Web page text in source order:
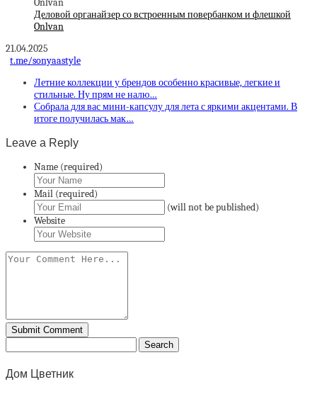
Деловой органайзер со встроенным повербанком и флешкой
Onlvan
21.04.2025
t.me/sonyaastyle
Летние коллекции у брендов особенно красивые, легкие и
стильные. Ну прям не налю…
Собрала для вас мини-капсулу для лета с яркими акцентами. В
итоге получилась мак…
Leave a Reply
Name (required)
Mail (required)
(will not be published)
Website
Дом Цветник